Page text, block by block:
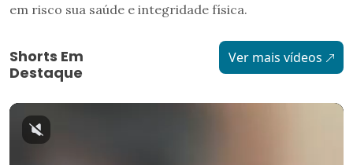
em risco sua saúde e integridade física.
Shorts Em
Destaque
Ver mais vídeos